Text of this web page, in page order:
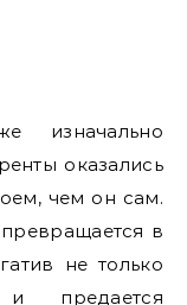
изначально
оказались
чем он сам.
в
не только
и предается